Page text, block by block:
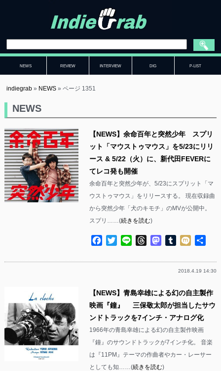
NEWS REVIEW INTERVIEW DIG P-LIST
indiegrab » NEWS »ページ 1351
NEWS
【NEWS】余命百年と突然少年 スプリ
ット「マウストゥマウス」を5/23にリリ
ース & 5/22（火）に、新代田FEVERに
てレコ発も開催
余命百年と突然少年が、5/23にスプリット「マ
ウストゥマウス」をリリースする。 現在収録曲
から突然少年「犬のキモチ」のMVが公開中。
スプリ……(続きを読む)
Facebook
TwitterLine ThreadsMastodon
Tumblr
Mixi
2018.4.19 14:30
【NEWS】青島幸雄による幻の自主製作
映画『鐘』 三保敬太郎が担当したサウ
ンドトラックを7インチ・アナログ化
1966年の青島幸雄による幻の自主製作映画
『鐘』のサウンドトラックが7インチ化。 音楽
は『11PM』テーマの作曲者やカー・レーサー
としても知……(続きを読む)